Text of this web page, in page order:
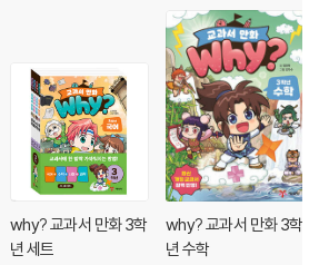
why? 교과서 만화 3학
년 세트
why? 교과서 만화 3학
년 수학